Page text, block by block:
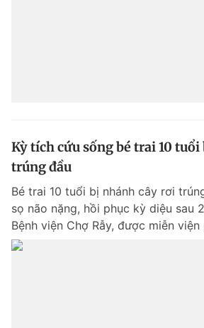
Kỳ tích cứu sống bé trai 10
trúng đầu
Bé trai 10 tuổi bị nhánh cây rơi
sọ não nặng, hồi phục kỳ diệu sau
Bệnh viện Chợ Rẫy, được miễn viện